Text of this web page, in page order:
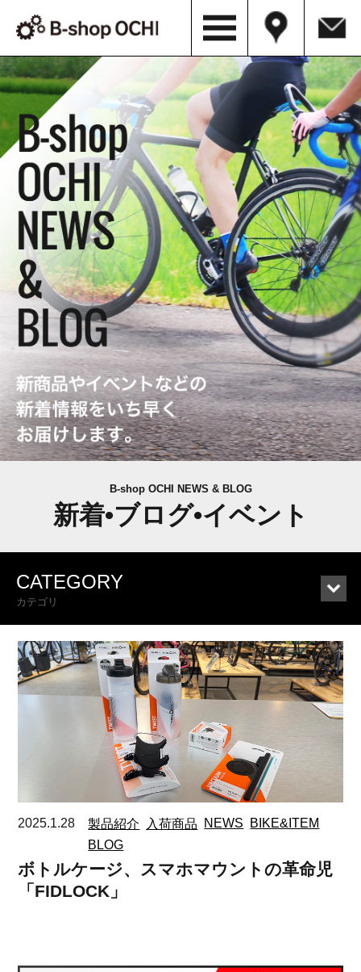
B-shop OCHI NEWS & BLOG
新着•ブログ•イベント
CATEGORY
カテゴリ
2025.1.28 製品紹介 入荷商品 NEWS
BIKE&ITEM
BLOG
ボトルケージ、スマホマウントの革命児
「FIDLOCK」